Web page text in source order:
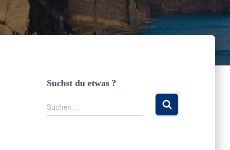
Suchst du etwas ?
S
u
Suchen …